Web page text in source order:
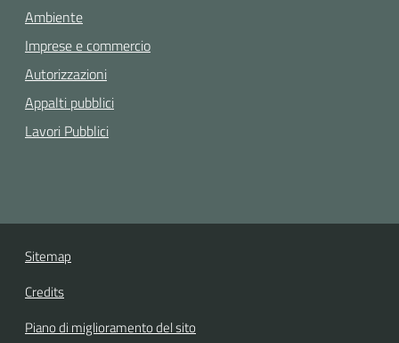
Ambiente
Imprese e commercio
Autorizzazioni
Appalti pubblici
Lavori Pubblici
Sitemap
Credits
Piano di miglioramento del sito